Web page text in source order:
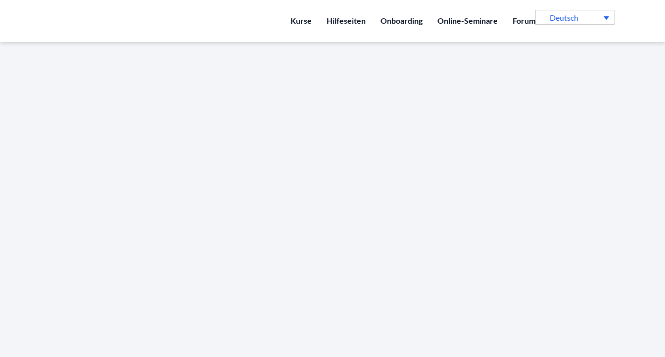
Kurse Hilfeseiten Onboarding Online-Seminare Forum Deutsch